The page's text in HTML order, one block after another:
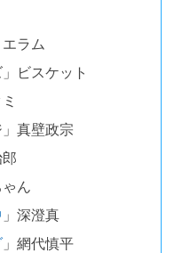
ラム
ビスケット
」真壁政宗
郎
ゃん
」深澄真
」網代慎平